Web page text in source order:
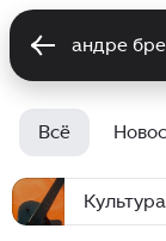
Всё